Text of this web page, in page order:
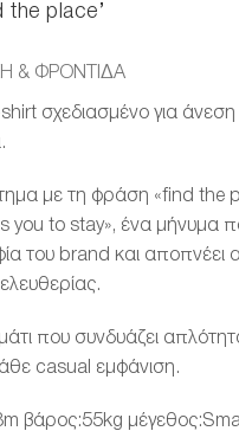
the place’
& ΦΡΟΝΤΊΔΑ
σχεδιασμένο για άνεση
με τη φράση «find the
you to stay», ένα μήνυμα
του brand και αποπνέει
που συνδυάζει
casual εμφάνιση.
βάρος:55kg